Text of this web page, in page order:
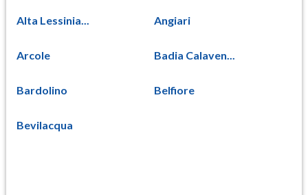
Alta Lessinia... Angiari
Arcole Badia Calaven...
Bardolino Belfiore
Bevilacqua